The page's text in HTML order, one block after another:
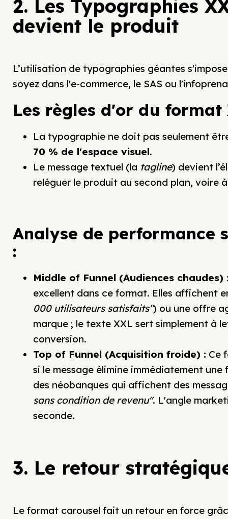
2. Les Typographies
devient le produit
L’utilisation de typographies géantes
soyez dans l'e-commerce, le SAS ou
Les règles d'or du format
La typographie ne doit pas seulement
70 % de l'espace visuel.
Le message textuel (la tagline) devient
reléguer le produit au second plan, voire
Analyse de performance
:
Middle of Funnel (Audiences chaudes)
excellent dans ce format. Elles affichent
000 utilisateurs satisfaits") ou une offre
marque ; le texte XXL sert simplement à
conversion.
Top of Funnel (Acquisition froide) : Ce
si le message élimine immédiatement
des néobanques qui affichent des
sans condition de revenu". L'angle
seconde.
3. Le retour
Le format carousel fait un retour en force